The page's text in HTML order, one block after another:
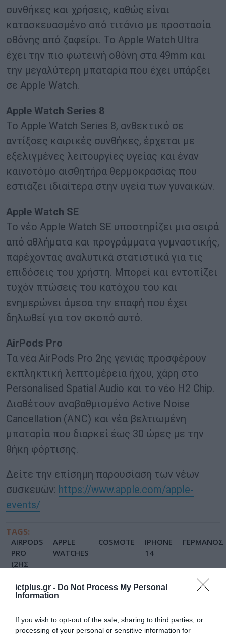
ictplus.gr - Do Not Process My Personal
Information
If you wish to opt-out of the sale, sharing to third parties, or
processing of your personal or sensitive information for
συνθήκες και χρήσεις, καθώς είναι
κατασκευασμένο από τιτάνιο με προστασία
οθόνης από ζαφείρι. Το Apple Watch Ultra
έχει την πιο φωτεινή οθόνη στα 49mm και
την μεγαλύτερη μπαταρία που έχει υπάρξει
σε Apple Watch.
Apple Watch Series 8
Το Apple Watch Series 8, ανθεκτικό σε
αντίξοες καιρικές συνθήκες, έρχεται με
εξελιγμένες λειτουργίες υγείας και έναν
καινοτόμο αισθητήρα θερμοκρασίας που
εστιάζει ιδιαίτερα στην υγεία των γυναικών.
Apple Watch SE
Το νέο Αpple Watch SE υποστηρίζει μια σειρά
από αθλήματα και προγράμματα γυμναστικής,
παρέχοντας αναλυτικά στατιστικά για τις
επιδόσεις του χρήστη. Μπορεί και εντοπίζει
τυχόν πτώσεις του κατόχου του και
ενημερώνει άμεσα την επαφή που έχει
δηλωθεί για τον σκοπό αυτό.
AirPods Pro
Τα νέα AirPods Pro 2ης γενιάς προσφέρουν
εκπληκτική λεπτομέρεια ήχου, χάρη στο
Personalised Spatial Audio και τo νέο H2 Chip.
Διαθέτουν αναβαθμισμένο Active Noise
Cancellation (ANC) και νέα βελτιωμένη
μπαταρία που διαρκεί έως 30 ώρες με την
θήκη φόρτισης.
Δείτε την επίσημη παρουσίαση των νέων
συσκευών: https://www.apple.com/apple-
events/
TAGS:
AIRPODS
PRO
(2ΗΣ
APPLE
WATCHES
COSMOTE
IPHONE
14
ΓΕΡΜΑΝΟΣ